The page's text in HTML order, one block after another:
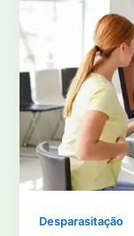
Desparasitação